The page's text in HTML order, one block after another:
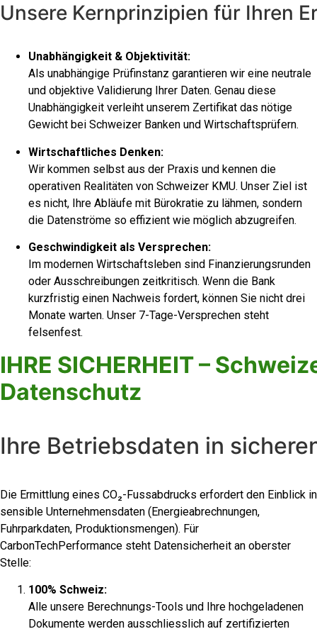
Unsere Kernprinzipien für Ihren
Unabhängigkeit & Objektivität:
Als unabhängige Prüfinstanz garantieren wir eine neutrale
und objektive Validierung Ihrer Daten. Genau diese
Unabhängigkeit verleiht unserem Zertifikat das nötige
Gewicht bei Schweizer Banken und Wirtschaftsprüfern.
Wirtschaftliches Denken:
Wir kommen selbst aus der Praxis und kennen die
operativen Realitäten von Schweizer KMU. Unser Ziel ist
es nicht, Ihre Abläufe mit Bürokratie zu lähmen, sondern
die Datenströme so effizient wie möglich abzugreifen.
Geschwindigkeit als Versprechen:
Im modernen Wirtschaftsleben sind Finanzierungsrunden
oder Ausschreibungen zeitkritisch. Wenn die Bank
kurzfristig einen Nachweis fordert, können Sie nicht drei
Monate warten. Unser 7-Tage-Versprechen steht
felsenfest.
IHRE SICHERHEIT –
Datenschutz
Ihre Betriebsdaten in
Die Ermittlung eines CO₂-Fussabdrucks erfordert den Einblick in
sensible Unternehmensdaten (Energieabrechnungen,
Fuhrparkdaten, Produktionsmengen). Für
CarbonTechPerformance steht Datensicherheit an oberster
Stelle:
100% Schweiz:
Alle unsere Berechnungs-Tools und Ihre hochgeladenen
Dokumente werden ausschliesslich auf zertifizierten